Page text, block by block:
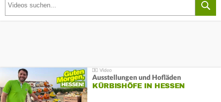
Ausstellungen und Hofläden
KÜRBISHÖFE IN HESSEN